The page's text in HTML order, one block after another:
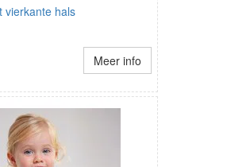
vierkante hals
Meer info